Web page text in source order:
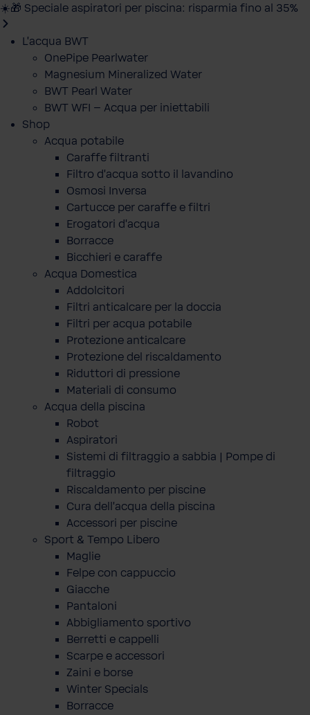
☀️🎁 Speciale aspiratori per piscina: risparmia fino al 35%
L'acqua BWT
OnePipe Pearlwater
Magnesium Mineralized Water
BWT Pearl Water
BWT WFI – Acqua per iniettabili
Shop
Acqua potabile
Caraffe filtranti
Filtro d'acqua sotto il lavandino
Osmosi Inversa
Cartucce per caraffe e filtri
Erogatori d'acqua
Borracce
Bicchieri e caraffe
Acqua Domestica
Addolcitori
Filtri anticalcare per la doccia
Filtri per acqua potabile
Protezione anticalcare
Protezione del riscaldamento
Riduttori di pressione
Materiali di consumo
Acqua della piscina
Robot
Aspiratori
Sistemi di filtraggio a sabbia | Pompe di
filtraggio
Riscaldamento per piscine
Cura dell'acqua della piscina
Accessori per piscine
Sport & Tempo Libero
Maglie
Felpe con cappuccio
Giacche
Pantaloni
Abbigliamento sportivo
Berretti e cappelli
Scarpe e accessori
Zaini e borse
Winter Specials
Borracce